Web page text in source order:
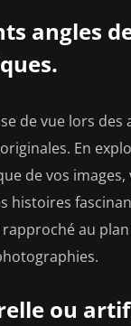
angles
de vue lors
En
de vos
histoires
au
ou